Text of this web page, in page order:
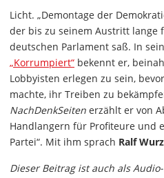
Licht. „Demontage der
der bis zu seinem Austritt lange
deutschen Parlament saß. In
„Korrumpiert“ bekennt er,
Lobbyisten erlegen zu sein,
machte, ihr Treiben zu
NachDenkSeiten erzählt er von
Handlangern für Profiteure und
Partei“. Mit ihm sprach Ralf
Dieser Beitrag ist auch als